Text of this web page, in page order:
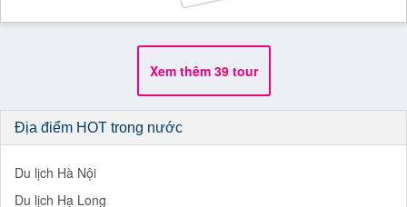
Xem thêm 39tour
Địa điểm HOT trong nước
Du lịch Hà Nội
Du lịch Hạ Long